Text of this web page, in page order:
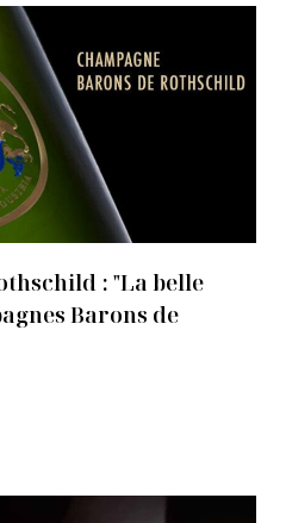
: "La belle
Barons de